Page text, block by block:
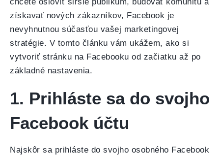
získavať nových zákazníkov, Facebook je
nevyhnutnou súčasťou vašej marketingovej
stratégie. V tomto článku vám ukážem, ako si
vytvoriť stránku na Facebooku od začiatku až po
základné nastavenia.
1. Prihláste sa do svojho
Facebook účtu
Najskôr sa prihláste do svojho osobného Facebook